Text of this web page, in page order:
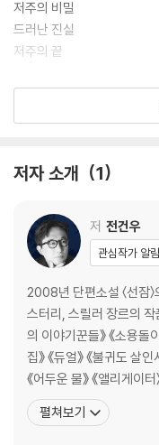
저주의 비밀
드러난 진실
저주의 끝
에필로그
저자 소개 1
저 전건우
관심작가 알
2008년 단편소설 〈선잠
스터리, 스릴러 장르의 작
의 이야기꾼들》 《소용돌
집》 《듀얼》 《불귀도 살
《어두운 물》 《앨리게이
자》 《더 컬트》 《어두운
놀러 오세요》 《믹스테이
펼쳐보기